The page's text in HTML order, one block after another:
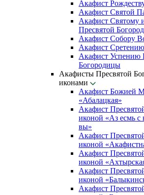
Акафист
Акафист Святой
Акафист Святому
Пресвятой
Акафист Собору
Акафист
Акафист Успению
Богородицы
Акафисты Пресвятой
иконами
Акафист Божией
«Абалацкая»
Акафист
иконой «Аз есмь
вы»
Акафист
иконой
Акафист
иконой
Акафист
иконой
Акафист